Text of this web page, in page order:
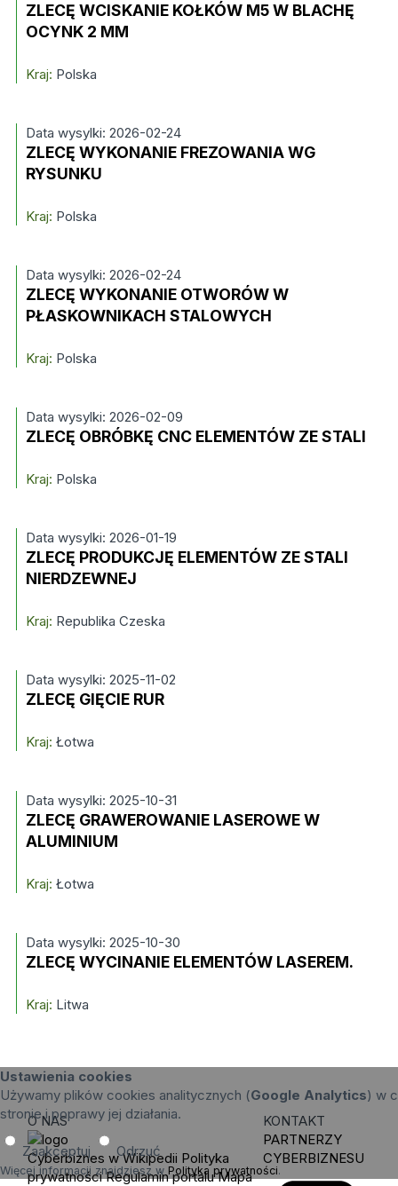
ZLECĘ WCISKANIE KOŁKÓW M5 W BLACHĘ
OCYNK 2 MM
Kraj: Polska
Data wysylki: 2026-02-24
ZLECĘ WYKONANIE FREZOWANIA WG
RYSUNKU
Kraj: Polska
Data wysylki: 2026-02-24
ZLECĘ WYKONANIE OTWORÓW W
PŁASKOWNIKACH STALOWYCH
Kraj: Polska
Data wysylki: 2026-02-09
ZLECĘ OBRÓBKĘ CNC ELEMENTÓW ZE STALI
Kraj: Polska
Data wysylki: 2026-01-19
ZLECĘ PRODUKCJĘ ELEMENTÓW ZE STALI
NIERDZEWNEJ
Kraj: Republika Czeska
Data wysylki: 2025-11-02
ZLECĘ GIĘCIE RUR
Kraj: Łotwa
Data wysylki: 2025-10-31
ZLECĘ GRAWEROWANIE LASEROWE W
ALUMINIUM
Kraj: Łotwa
Data wysylki: 2025-10-30
ZLECĘ WYCINANIE ELEMENTÓW LASEREM.
Kraj: Litwa
Ustawienia cookies
Używamy plików cookies analitycznych (Google Analytics) w
stronie i poprawy jej działania.
Zaakceptuj Odrzuć
Więcej informacji znajdziesz w Polityka prywatności.
O NAS
Cyberbiznes w Wikipedii Polityka
prywatności Regulamin portalu Mapa
KONTAKT
PARTNERZY
CYBERBIZNESU